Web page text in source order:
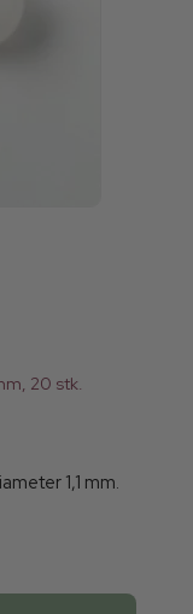
20 stk.
1,1 mm.